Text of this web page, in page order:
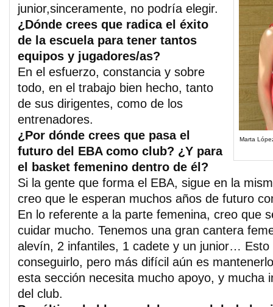
Marta
junior,sinceramente, no podría elegir.
¿Dónde crees que radica el éxito
de la escuela para tener tantos
equipos y jugadores/as?
En el esfuerzo, constancia y sobre
todo, en el trabajo bien hecho, tanto
de sus dirigentes, como de los
entrenadores.
¿Por dónde crees que pasa el
futuro del EBA como club? ¿Y para
el basket femenino dentro de él?
Si la gente que forma el EBA, sigue en la
creo que le esperan muchos años de futuro
En lo referente a la parte femenina, creo que
cuidar mucho. Tenemos una gran cantera
alevín, 2 infantiles, 1 cadete y un junior… Esto
conseguirlo, pero más difícil aún es
esta sección necesita mucho apoyo, y mucha
del club.